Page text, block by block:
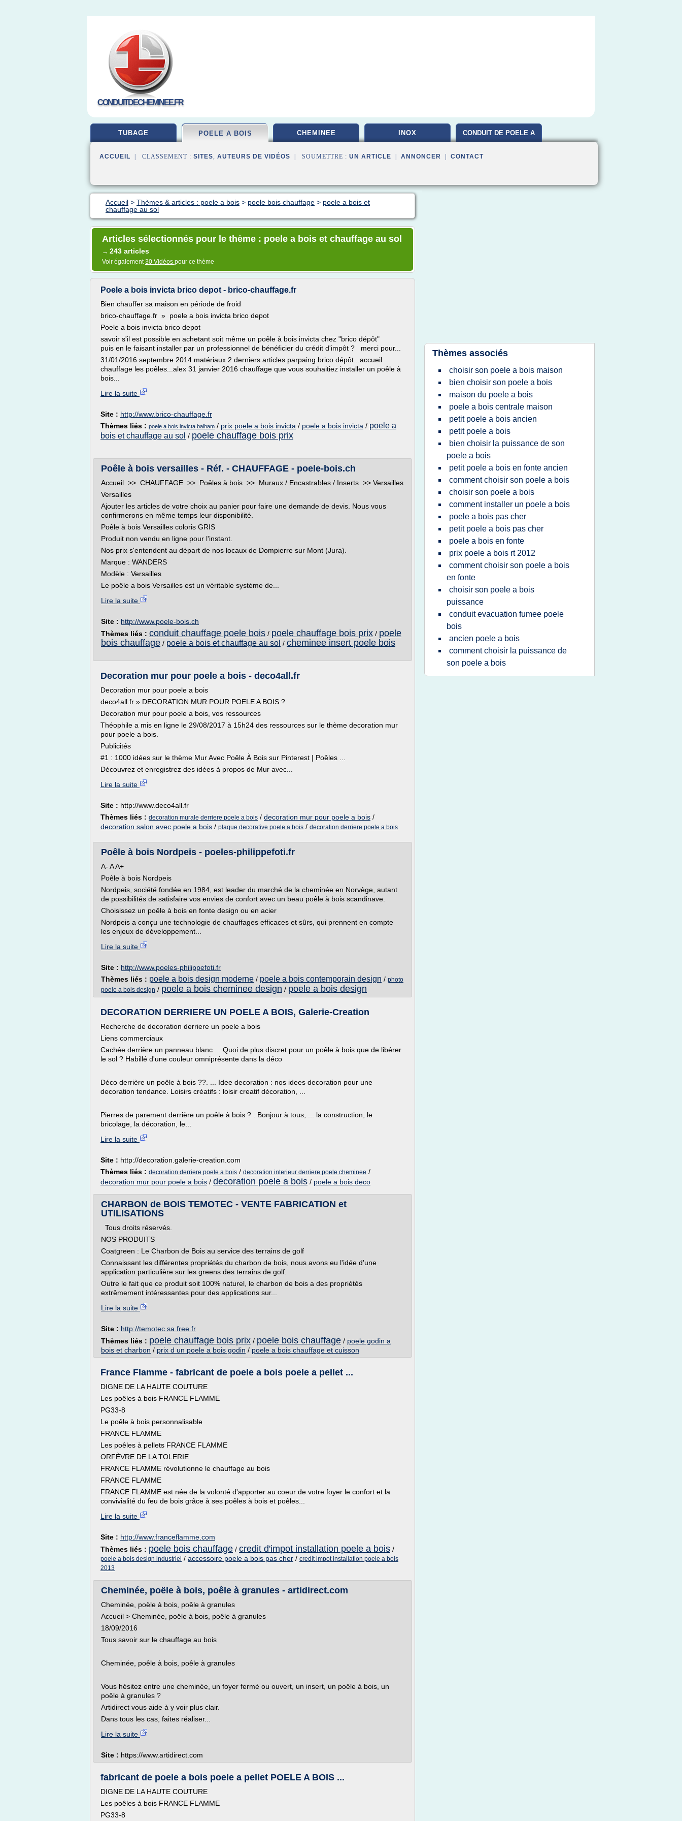
CONDUITDECHEMINEE.FR
TUBAGE POELE A BOIS CHEMINEE INOX CONDUIT DE POELE A
ACCUEIL | CLASSEMENT : SITES, AUTEURS DE VIDÉOS | SOUMETTRE : UN ARTICLE ANNONCER CONTACT
Accueil > Thèmes & articles : poele a bois > poele bois chauffage > poele a bois et
chauffage au sol
Articles sélectionnés pour le thème : poele a bois et chauffage au sol
→ 243 articles
Voir également30 Vidéos pour ce thème
Poele a bois invicta brico depot - brico-chauffage.fr
Bien chauffer sa maison en période de froid
brico-chauffage.fr » poele a bois invicta brico depot
Poele a bois invicta brico depot
savoir s'il est possible en achetant soit même un poêle à bois invicta chez "brico dépôt"
puis en le faisant installer par un professionnel de bénéficier du crédit d'impôt ? merci pour...
31/01/2016 septembre 2014 matériaux 2 derniers articles parpaing brico dépôt...accueil
chauffage les poêles...alex 31 janvier 2016 chauffage que vous souhaitiez installer un poêle à
bois...
Lire la suite
Site : http://www.brico-chauffage.fr
Thèmes liés : poele a bois invicta balham / prix poele a bois invicta / poele a bois invicta / poele a
bois et chauffage au sol / poele chauffage bois prix
Poêle à bois versailles - Réf. - CHAUFFAGE - poele-bois.ch
Accueil >> CHAUFFAGE >> Poêles à bois >> Muraux / Encastrables / Inserts >> Versailles
Versailles
Ajouter les articles de votre choix au panier pour faire une demande de devis. Nous vous
confirmerons en même temps leur disponibilité.
Poêle à bois Versailles coloris GRIS
Produit non vendu en ligne pour l'instant.
Nos prix s'entendent au départ de nos locaux de Dompierre sur Mont (Jura).
Marque : WANDERS
Modèle : Versailles
Le poêle a bois Versailles est un véritable système de...
Lire la suite
Site : http://www.poele-bois.ch
Thèmes liés : conduit chauffage poele bois / poele chauffage bois prix / poele
bois chauffage / poele a bois et chauffage au sol / cheminee insert poele bois
Decoration mur pour poele a bois - deco4all.fr
Decoration mur pour poele a bois
deco4all.fr » DECORATION MUR POUR POELE A BOIS ?
Decoration mur pour poele a bois, vos ressources
Théophile a mis en ligne le 29/08/2017 à 15h24 des ressources sur le thème decoration mur
pour poele a bois.
Publicités
#1 : 1000 idées sur le thème Mur Avec Poêle À Bois sur Pinterest | Poêles ...
Découvrez et enregistrez des idées à propos de Mur avec...
Lire la suite
Site : http://www.deco4all.fr
Thèmes liés : decoration murale derriere poele a bois / decoration mur pour poele a bois /
decoration salon avec poele a bois / plaque decorative poele a bois / decoration derriere poele a bois
Poêle à bois Nordpeis - poeles-philippefoti.fr
A- A A+
Poêle à bois Nordpeis
Nordpeis, société fondée en 1984, est leader du marché de la cheminée en Norvège, autant
de possibilités de satisfaire vos envies de confort avec un beau poêle à bois scandinave.
Choisissez un poêle à bois en fonte design ou en acier
Nordpeis a conçu une technologie de chauffages efficaces et sûrs, qui prennent en compte
les enjeux de développement...
Lire la suite
Site : http://www.poeles-philippefoti.fr
Thèmes liés : poele a bois design moderne / poele a bois contemporain design / photo
poele a bois design / poele a bois cheminee design / poele a bois design
DECORATION DERRIERE UN POELE A BOIS, Galerie-Creation
Recherche de decoration derriere un poele a bois
Liens commerciaux
Cachée derrière un panneau blanc ... Quoi de plus discret pour un poêle à bois que de libérer
le sol ? Habillé d'une couleur omniprésente dans la déco
Déco derrière un poêle à bois ??. ... Idee decoration : nos idees decoration pour une
decoration tendance. Loisirs créatifs : loisir creatif décoration, ...
Pierres de parement derrière un poêle à bois ? : Bonjour à tous, ... la construction, le
bricolage, la décoration, le...
Lire la suite
Site : http://decoration.galerie-creation.com
Thèmes liés : decoration derriere poele a bois / decoration interieur derriere poele cheminee /
decoration mur pour poele a bois / decoration poele a bois / poele a bois deco
CHARBON de BOIS TEMOTEC - VENTE FABRICATION et
UTILISATIONS
Tous droits réservés.
NOS PRODUITS
Coatgreen : Le Charbon de Bois au service des terrains de golf
Connaissant les différentes propriétés du charbon de bois, nous avons eu l'idée d'une
application particulière sur les greens des terrains de golf.
Outre le fait que ce produit soit 100% naturel, le charbon de bois a des propriétés
extrêmement intéressantes pour des applications sur...
Lire la suite
Site : http://temotec.sa.free.fr
Thèmes liés : poele chauffage bois prix / poele bois chauffage / poele godin a
bois et charbon / prix d un poele a bois godin / poele a bois chauffage et cuisson
France Flamme - fabricant de poele a bois poele a pellet ...
DIGNE DE LA HAUTE COUTURE
Les poêles à bois FRANCE FLAMME
PG33-8
Le poêle à bois personnalisable
FRANCE FLAMME
Les poêles à pellets FRANCE FLAMME
ORFÈVRE DE LA TOLERIE
FRANCE FLAMME révolutionne le chauffage au bois
FRANCE FLAMME
FRANCE FLAMME est née de la volonté d'apporter au coeur de votre foyer le confort et la
convivialité du feu de bois grâce à ses poêles à bois et poêles...
Lire la suite
Site : http://www.franceflamme.com
Thèmes liés : poele bois chauffage / credit d'impot installation poele a bois /
poele a bois design industriel / accessoire poele a bois pas cher / credit impot installation poele a bois
2013
Cheminée, poële à bois, poêle à granules - artidirect.com
Cheminée, poële à bois, poêle à granules
Accueil > Cheminée, poële à bois, poêle à granules
18/09/2016
Tous savoir sur le chauffage au bois
Cheminée, poêle à bois, poêle à granules
Vous hésitez entre une cheminée, un foyer fermé ou ouvert, un insert, un poêle à bois, un
poêle à granules ?
Artidirect vous aide à y voir plus clair.
Dans tous les cas, faites réaliser...
Lire la suite
Site : https://www.artidirect.com
fabricant de poele a bois poele a pellet POELE A BOIS ...
DIGNE DE LA HAUTE COUTURE
Les poêles à bois FRANCE FLAMME
PG33-8
Thèmes associés
choisir son poele a bois maison
bien choisir son poele a bois
maison du poele a bois
poele a bois centrale maison
petit poele a bois ancien
petit poele a bois
bien choisir la puissance de son
poele a bois
petit poele a bois en fonte ancien
comment choisir son poele a bois
choisir son poele a bois
comment installer un poele a bois
poele a bois pas cher
petit poele a bois pas cher
poele a bois en fonte
prix poele a bois rt 2012
comment choisir son poele a bois
en fonte
choisir son poele a bois
puissance
conduit evacuation fumee poele
bois
ancien poele a bois
comment choisir la puissance de
son poele a bois